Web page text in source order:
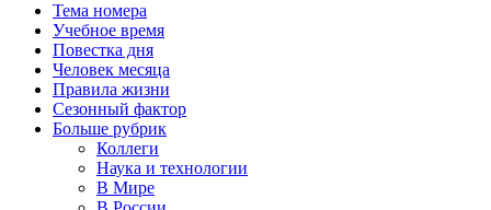
Тема номера
Учебное время
Повестка дня
Человек месяца
Правила жизни
Сезонный фактор
Больше рубрик
Коллеги
Наука и технологии
В Мире